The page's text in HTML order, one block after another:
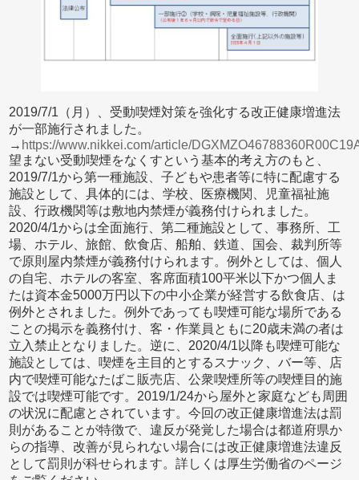
2019/7/1（月）、受動喫煙対策を強化する改正健康増進法
が一部施行されました。
→ https://www.nikkei.com/article/
望まない受動喫煙をなくすという基本的考え方のもと、
2019/7/1から第一種施設、子どもや患者等に特に配慮する
施設として、具体的には、学校、医療機関、児童福祉施
設、行政機関等は敷地内禁煙が義務付けられました。
2020/4/1からは全面施行、第二種施設として、事務所、工
場、ホテル、旅館、飲食店、船舶、鉄道、国会、裁判所等
で原則屋内禁煙が義務付けられます。例外としては、個人
の自宅、ホテルの客室、客席面積100平米以下かつ個人ま
たは資本金5000万円以下の中小企業が経営する飲食店、は
例外とされました。例外であっても喫煙可能な場所である
ことの掲示を義務付け、客・作業員ともに20歳未満の者は
立入禁止となりました。逆に、2020/4/1以降も喫煙可能な
施設としては、喫煙を主目的とするスナック、バー等、店
内で喫煙可能なたばこ販売店、公衆喫煙所等の喫煙目的施
設では喫煙可能です。2019/1/24から屋外と家庭なども周囲
の状況に配慮とされています。今回の改正健康増進法は罰
則があることが特徴で、違反が発覚した場合は都道府県か
らの指導、改善が見られない場合には改正健康増進法違反
として罰則が科せられます。詳しくは厚生労働省のページ